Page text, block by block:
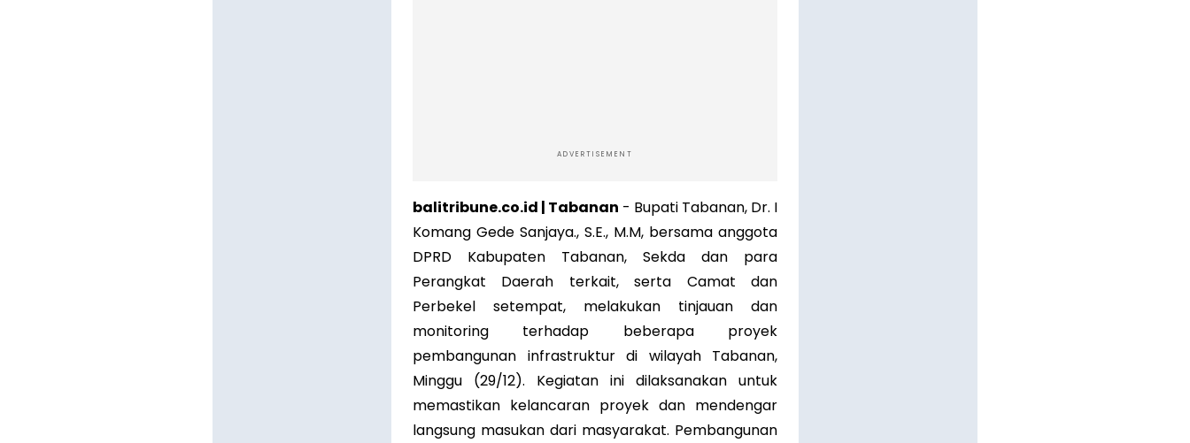
ADVERTISEMENT
balitribune.co.id | Tabanan - Bupati Tabanan, Dr. I
Komang Gede Sanjaya., S.E., M.M, bersama anggota
DPRD Kabupaten Tabanan, Sekda dan para
Perangkat Daerah terkait, serta Camat dan
Perbekel setempat, melakukan tinjauan dan
monitoring terhadap beberapa proyek
pembangunan infrastruktur di wilayah Tabanan,
Minggu (29/12). Kegiatan ini dilaksanakan untuk
memastikan kelancaran proyek dan mendengar
langsung masukan dari masyarakat. Pembangunan